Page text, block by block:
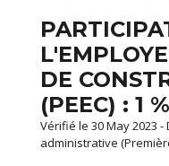
DE
(PEEC) : 1
Vérifié le 30 May 2023
administrative